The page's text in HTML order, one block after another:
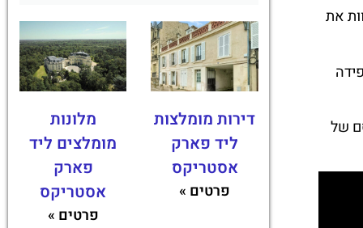
את
של
דירות מומלצות
ליד פארק
אסטריקס
פרטים »
מלונות
מומלצים ליד
פארק
אסטריקס
פרטים »